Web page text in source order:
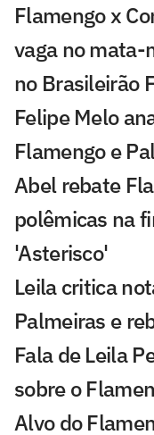
Flamengo x
vaga no mata-
no Brasileirão
Felipe Melo
Flamengo e
Abel rebate
polêmicas na
'Asterisco'
Leila critica
Palmeiras e
Fala de Leila
sobre o
Alvo do